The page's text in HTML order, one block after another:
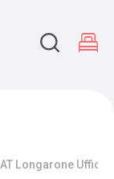
IAT Longarone